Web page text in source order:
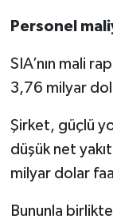
Personel
SIA’nın mali
3,76 milyar
Şirket, güçlü
düşük net
milyar dolar
Bununla